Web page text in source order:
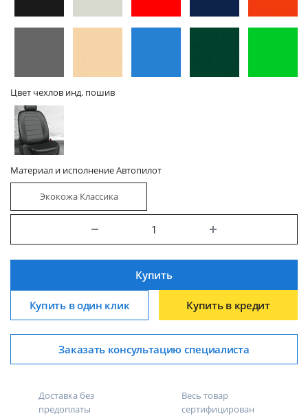
Цвет чехлов инд. пошив
Материал и исполнение Автопилот
Экокожа Классика
Купить
Купить в один клик Купить в кредит
Заказать консультацию специалиста
Доставка без
предоплаты
Весь товар
сертифицирован